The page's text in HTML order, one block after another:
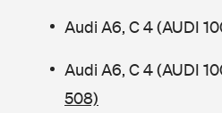
Audi A6, C 4 (AUDI
Audi A6, C 4 (AUDI
508)